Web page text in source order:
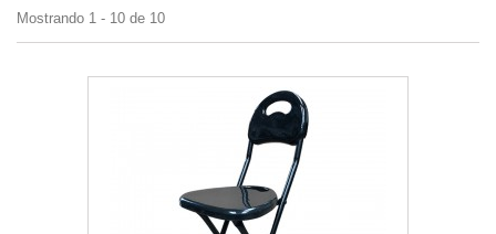
Mostrando 1 - 10 de 10